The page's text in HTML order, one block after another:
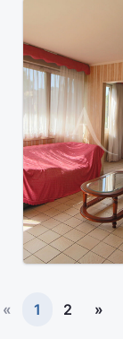
« 1 2 »